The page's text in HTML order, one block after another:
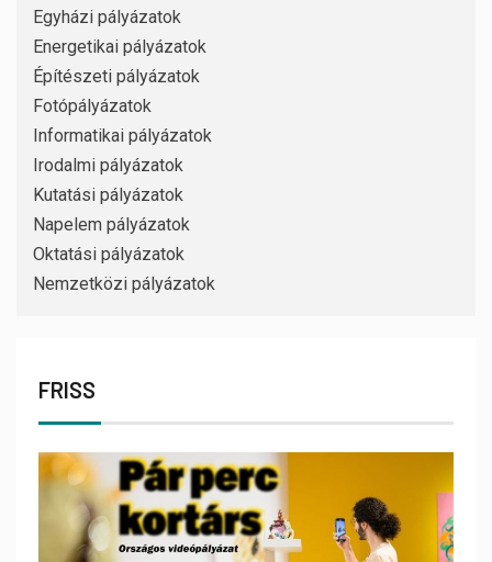
Egyházi pályázatok
Energetikai pályázatok
Építészeti pályázatok
Fotópályázatok
Informatikai pályázatok
Irodalmi pályázatok
Kutatási pályázatok
Napelem pályázatok
Oktatási pályázatok
Nemzetközi pályázatok
FRISS